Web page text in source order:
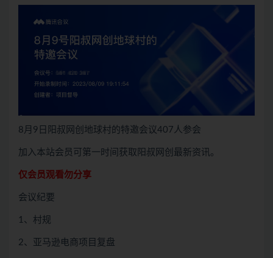
8月9日阳叔网创地球村的特邀会议407人参会
加入本站会员可第一时间获取阳叔网创最新资讯。
仅会员观看勿分享
会议纪要
1、村规
2、亚马逊电商项目复盘